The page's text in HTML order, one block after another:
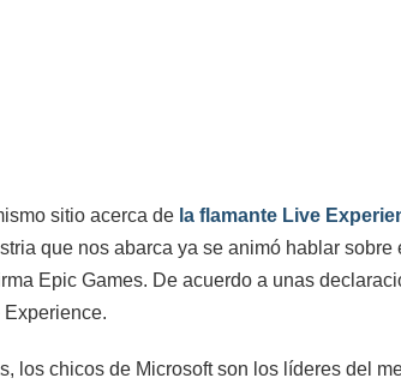
sitio acerca de la flamante Live
que nos abarca ya se animó hablar
Epic Games. De acuerdo a unas
los chicos de Microsoft son los líderes del